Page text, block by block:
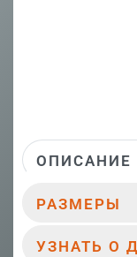
ОПИСАНИЕ
РАЗМЕРЫ
УЗНАТЬ О